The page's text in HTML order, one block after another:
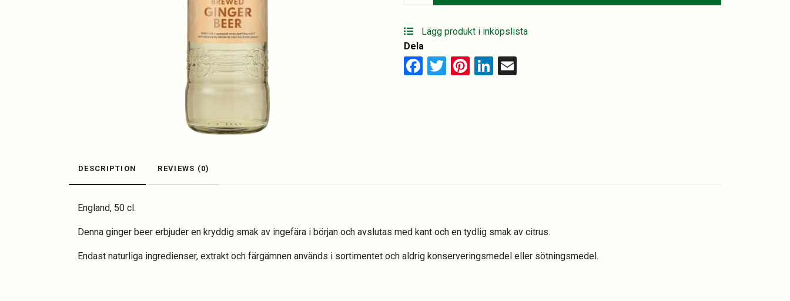
Brewed
ginger
beer
quantity
Lägg produkt i inköpslista
Dela
Facebook
TwitterPinterest
LinkedIn
DESCRIPTION REVIEWS (0)
England, 50 cl.
Denna ginger beer erbjuder en kryddig smak av ingefära i början och avslutas med kant och en tydlig smak av citrus.
Endast naturliga ingredienser, extrakt och färgämnen används i sortimentet och aldrig konserveringsmedel eller sötningsmedel.